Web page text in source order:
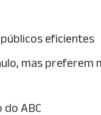
eficientes
mas preferem
do ABC